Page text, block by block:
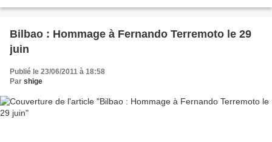
Bilbao : Hommage à Fernando Terremoto le 29
juin
Publié le 23/06/2011 à 18:58
Par shige